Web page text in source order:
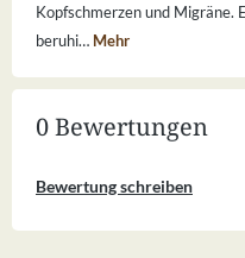
Kopfschmerzen und Migräne.
beruhi… Mehr
0 Bewertungen
Bewertung schreiben